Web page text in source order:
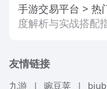
手游交易平台 热
度解析与实战搭配
友情链接
九游 | 豌豆荚 |